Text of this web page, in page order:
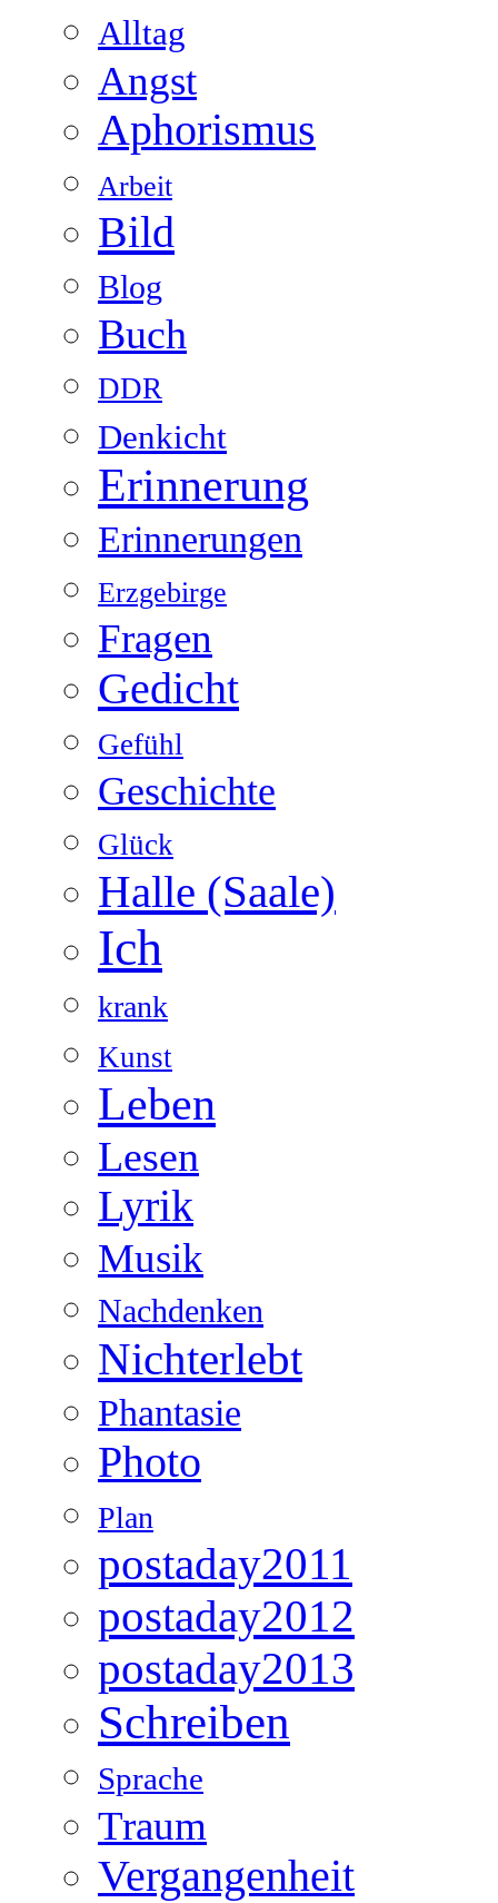
Alltag
Angst
Aphorismus
Arbeit
Bild
Blog
Buch
DDR
Denkicht
Erinnerung
Erinnerungen
Erzgebirge
Fragen
Gedicht
Gefühl
Geschichte
Glück
Halle (Saale)
Ich
krank
Kunst
Leben
Lesen
Lyrik
Musik
Nachdenken
Nichterlebt
Phantasie
Photo
Plan
postaday2011
postaday2012
postaday2013
Schreiben
Sprache
Traum
Vergangenheit